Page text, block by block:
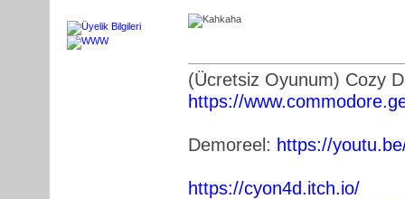
(Ücretsiz Oyunum) Cozy
https://
Demoreel: https://
https://cyon4d.itch.io/